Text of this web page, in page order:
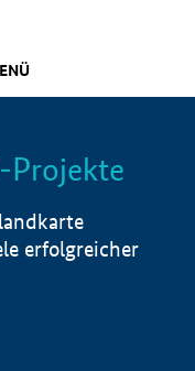
Info
Projekte
erfolgreicher